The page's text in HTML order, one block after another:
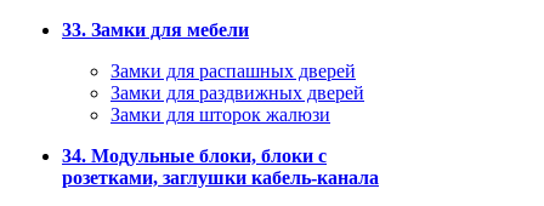
33. Замки для мебели
Замки для распашных дверей
Замки для раздвижных дверей
Замки для шторок жалюзи
34. Модульные блоки, блоки с
розетками, заглушки кабель-канала